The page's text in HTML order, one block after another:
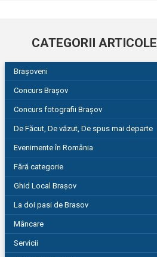
CATEGORII ARTICOLE
Brașoveni
Concurs Brașov
Concurs fotografii Brașov
De Făcut, De văzut, De spus mai departe
149
Evenimente în România
Fără categorie
Ghid Local Brașov
La doi pasi de Brasov
Mâncare
Servicii